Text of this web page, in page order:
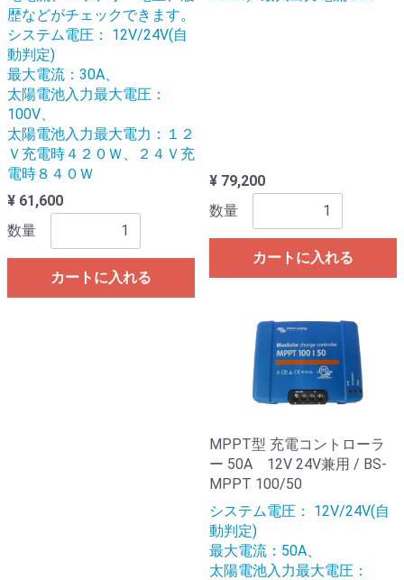
歴などがチェックできます。
システム電圧： 12V/24V(自
動判定)
最大電流：30A、
太陽電池入力最大電圧：
100V、
太陽電池入力最大電力：１２
Ｖ充電時４２０Ｗ、２４Ｖ充
電時８４０Ｗ
¥ 61,600
数量
カートに入れる
¥ 79,200
数量
カートに入れる
MPPT型 充電コントローラ
ー 50A 12V 24V兼用 / BS-
MPPT 100/50
システム電圧： 12V/24V(自
動判定)
最大電流：50A、
太陽電池入力最大電圧：